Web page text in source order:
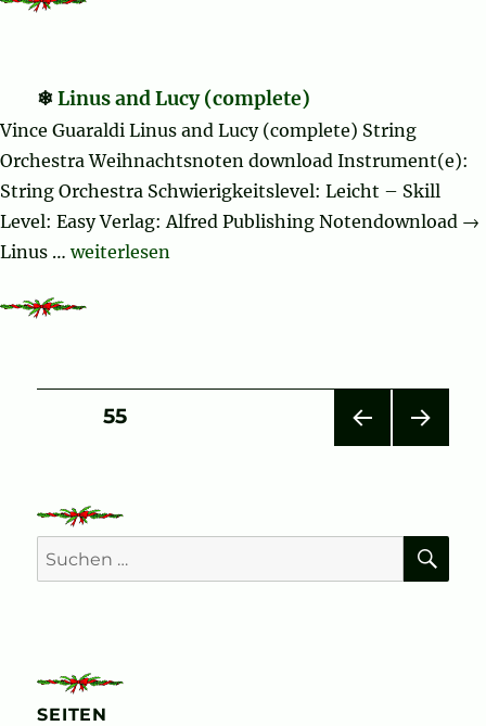
Linus and Lucy (complete)
Vince Guaraldi Linus and Lucy (complete) String
Orchestra Weihnachtsnoten download Instrument(e):
String Orchestra Schwierigkeitslevel: Leicht – Skill
Level: Easy Verlag: Alfred Publishing Notendownload →
Linus …„Linus and Lucy (complete)“
weiterlesen
Seitennummerierung
Beiträge
E
SEITE55
Suchen
nach:
SEITEN